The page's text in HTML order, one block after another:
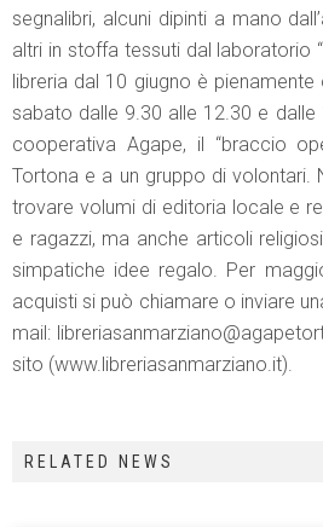
segnalibri, alcuni dipinti a mano
altri in stoffa tessuti dal laboratorio
libreria dal 10 giugno è
sabato dalle 9.30 alle 12.30 e dalle
cooperativa Agape, il “braccio
Tortona e a un gruppo di volontari.
trovare volumi di editoria locale e
e ragazzi, ma anche articoli
simpatiche idee regalo. Per
acquisti si può chiamare o inviare
mail:
sito (www.libreriasanmarziano.it).
RELATED NEWS